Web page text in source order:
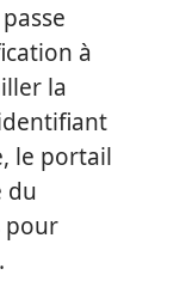
à
la
le portail
du
pour